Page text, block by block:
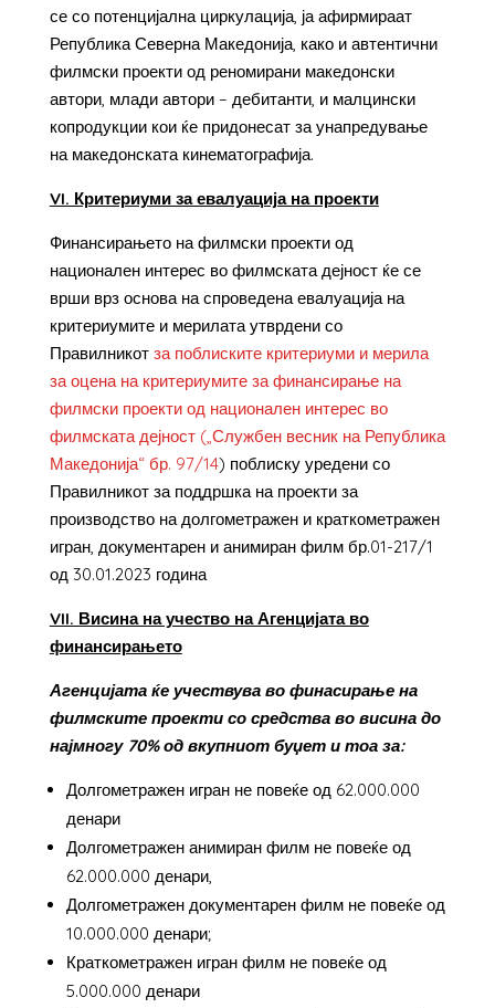
се со потенцијална циркулација, ја афирмираат
Република Северна Македонија, како и автентични
филмски проекти од реномирани македонски
автори, млади автори – дебитанти, и малцински
копродукции кои ќе придонесат за унапредување
на македонската кинематографија.
VI. Критериуми за евалуација на проекти
Финансирањето на филмски проекти од
национален интерес во филмската дејност ќе се
врши врз основа на спроведена евалуација на
критериумите и мерилата утврдени со
Правилникот за поблиските критериуми и мерила
за оцена на критериумите за финансирање на
филмски проекти од национален интерес во
филмската дејност („Службен весник на Република
Македонија“ бр. 97/14) поблиску уредени со
Правилникот за поддршка на проекти за
производство на долгометражен и краткометражен
игран, документарен и анимиран филм бр.01-217/1
од 30.01.2023 година
VII. Висина на учество на Агенцијата во
финансирањето
Агенцијата ќе учествува во финасирање на
филмските проекти со средства во висина до
најмногу 70% од вкупниот буџет и тоа за:
Долгометражен игран не повеќе од 62.000.000
денари
Долгометражен анимиран филм не повеќе од
62.000.000 денари,
Долгометражен документарен филм не повеќе од
10.000.000 денари;
Краткометражен игран филм не повеќе од
5.000.000 денари